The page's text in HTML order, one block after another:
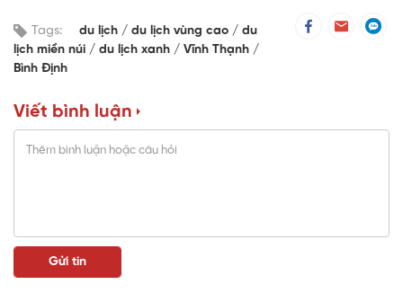
Tags: du lịch du lịch vùng cao
du
lịch miền núi
du lịch xanh
Vĩnh Thạnh
Bình Định
Viết bình luận